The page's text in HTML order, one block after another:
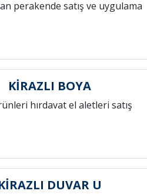
perakende satış ve uygulama
KİRAZLI BOYA
hırdavat el aletleri satış
DUVAR U